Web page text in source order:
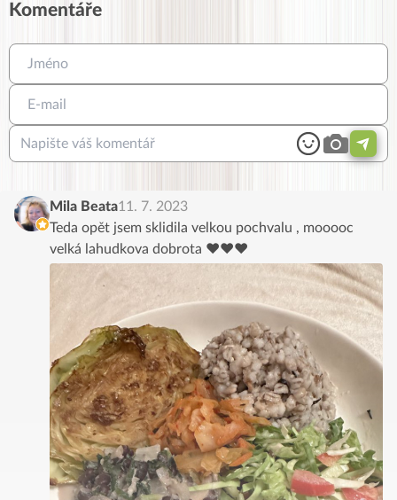
Komentáře
Mila Beata11. 7. 2023
Teda opět jsem sklidila velkou pochvalu , mooooc
velká lahudkova dobrota ♥️♥️♥️